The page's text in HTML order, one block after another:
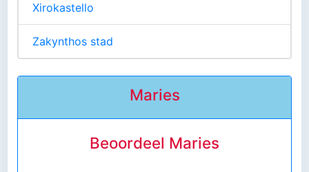
Xirokastello
Zakynthos stad
Maries
Beoordeel Maries